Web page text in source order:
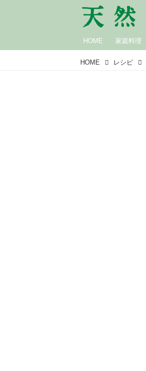
HOME 家庭料理
HOME レシピ